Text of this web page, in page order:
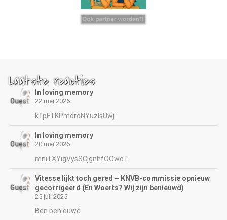
Laatste reacties
In loving memory
22 mei 2026
kTpFTKPmordNYuzIsUwj
In loving memory
20 mei 2026
mniTXYigVysSCjgnhfOOwoT
Vitesse lijkt toch gered – KNVB-commissie opnieuw
gecorrigeerd (En Woerts? Wij zijn benieuwd)
25 juli 2025
Ben benieuwd